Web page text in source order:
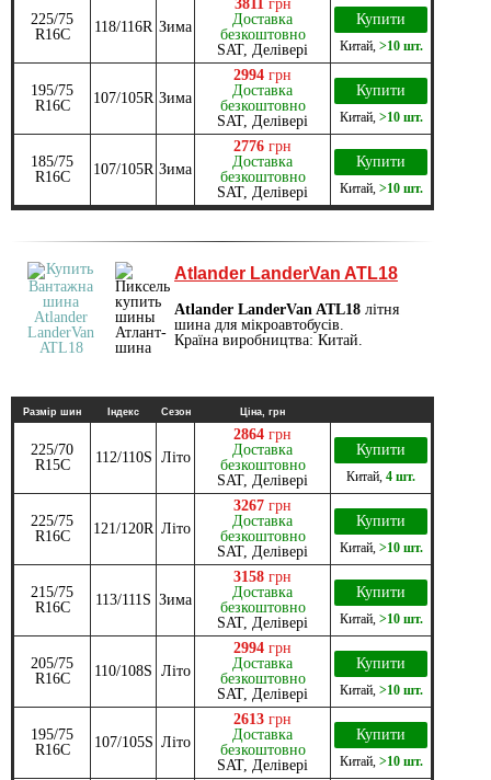
225/75
R16C
118/116R Зима
3811 грн
Доставка
безкоштовно
SAT, Делівері
Купити
Китай, >10 шт.
195/75
R16C
107/105R Зима
2994 грн
Доставка
безкоштовно
SAT, Делівері
Купити
Китай, >10 шт.
185/75
R16C
107/105R Зима
2776 грн
Доставка
безкоштовно
SAT, Делівері
Купити
Китай, >10 шт.
Atlander LanderVan ATL18
Atlander LanderVan ATL18 літня
шина для мікроавтобусів.
Країна виробництва: Китай.
Размір шин Індекс Сезон Ціна, грн
225/70
R15C
112/110S Літо
2864 грн
Доставка
безкоштовно
SAT, Делівері
Купити
Китай 4 шт.
225/75
R16C
121/120R Літо
3267 грн
Доставка
безкоштовно
SAT, Делівері
Купити
Китай, >10 шт.
215/75
R16C
113/111S Зима
3158 грн
Доставка
безкоштовно
SAT, Делівері
Купити
Китай, >10 шт.
205/75
R16C
110/108S Літо
2994 грн
Доставка
безкоштовно
SAT, Делівері
Купити
Китай, >10 шт.
195/75
R16C
107/105S Літо
2613 грн
Доставка
безкоштовно
SAT, Делівері
Купити
Китай, >10 шт.